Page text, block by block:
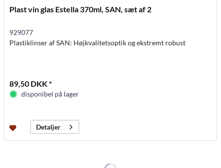
Plast vin glas Estella 370ml, SAN, sæt af 2
929077
Plastiklinser af SAN: Højkvalitetsoptik og ekstremt robust
89,50 DKK *
disponibel på lager
Detaljer